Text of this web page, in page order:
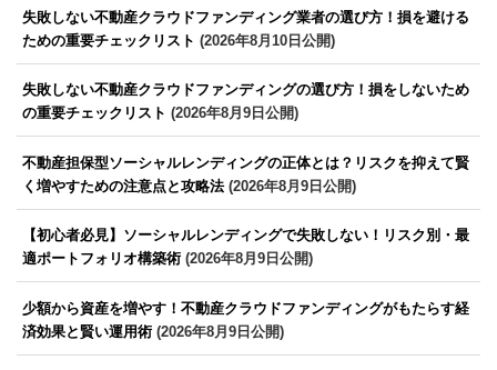
失敗しない不動産クラウドファンディング業者の選び方！損を避ける
ための重要チェックリスト (2026年8月10日公開)
失敗しない不動産クラウドファンディングの選び方！損をしないため
の重要チェックリスト (2026年8月9日公開)
不動産担保型ソーシャルレンディングの正体とは？リスクを抑えて賢
く増やすための注意点と攻略法(2026年8月9日公開)
【初心者必見】ソーシャルレンディングで失敗しない！リスク別・最
適ポートフォリオ構築術 (2026年8月9日公開)
少額から資産を増やす！不動産クラウドファンディングがもたらす経
済効果と賢い運用術 (2026年8月9日公開)